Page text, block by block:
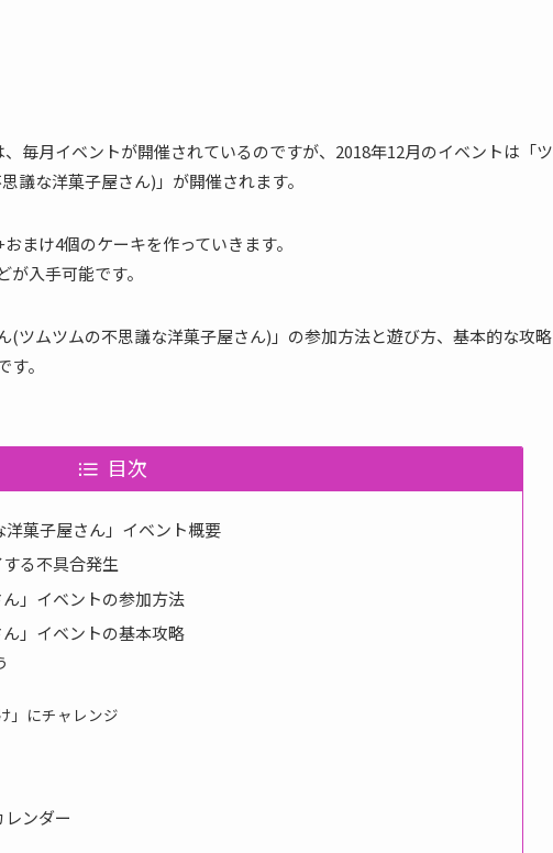
毎月イベントが開催されているのですが、2018年12月のイベントは「ツ
議な洋菓子屋さん)」が開催されます。
まけ4個のケーキを作っていきます。
入手可能です。
(ツムツムの不思議な洋菓子屋さん)」の参加方法と遊び方、基本的な攻略
。
目次
菓子屋さん」イベント概要
する不具合発生
ん」イベントの参加方法
ん」イベントの基本攻略
」にチャレンジ
ンダー